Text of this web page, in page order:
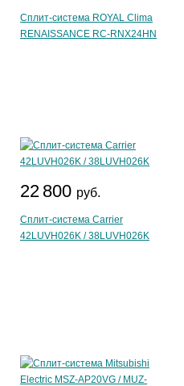
Сплит-система ROYAL Clima
RENAISSANCE RC-RNX24HN
22 800 руб.
Сплит-система Carrier
42LUVH026K / 38LUVH026K